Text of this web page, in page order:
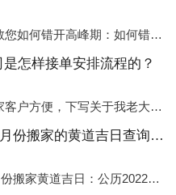
岢岚县中迁搬家教您如何错开高峰期：如何错开高峰期搬家，中迁搬家做了一些电话数据统计和分析，发现市民中午2点左右访问网站的人是最多的，电话咨询是早上9点左右是最多的，预约搬家周六和周日是最多的，网上QQ微
怎样接单安排流程的？
岢岚县为广州搬家客户方便，下写关于我老大众搬家公司接单的流程，九条给搬家朋友参考，了解搬家公司工序，免去搬家时的没有准备好的工作，给您及时快速的搬好家。一．电话咨询：专人接待客户电话咨询，初步了解客户搬 家
岢岚县2022年7月份搬家的黄道吉日查询大全一览表哪天适合搬家好日子
岢岚县2022年7月份搬家黄道吉日：公历2022年7月6日 农历六月初八 星期三 冲虎(甲寅)公历2022年7月12日 农历六月十四 星期二 冲猴(庚申)公历2022年7月13日 农历六月十五 星期三 冲鸡